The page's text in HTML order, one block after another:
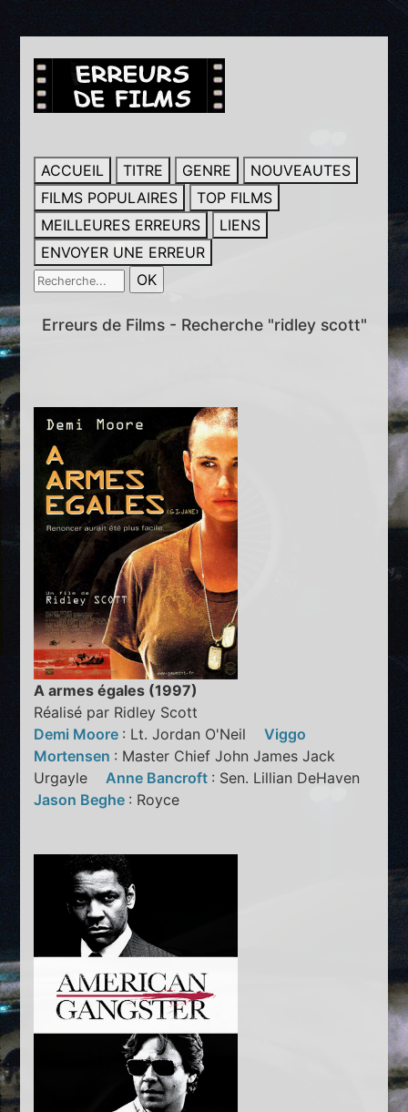
ACCUEIL TITRE GENRE
NOUVEAUTES
FILMS POPULAIRES
TOP FILMS
MEILLEURES ERREURS
LIENS
ENVOYER UNE ERREUR
Erreurs de Films - Recherche "ridley scott"
A armes égales (1997)
Réalisé par Ridley Scott
Demi Moore : Lt. Jordan O'NeilViggo
Mortensen : Master Chief John James Jack
Urgayle Anne Bancroft : Sen. Lillian DeHaven
Jason Beghe : Royce